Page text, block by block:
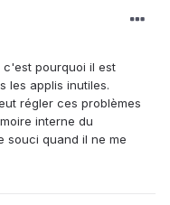
c'est pourquoi il est
les applis inutiles.
régler ces problèmes
interne du
souci quand il ne me